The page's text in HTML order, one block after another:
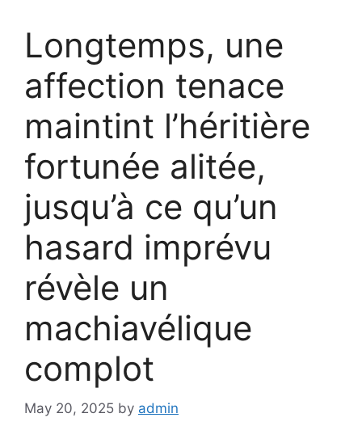
Longtemps, une
affection tenace
maintint l’héritière
fortunée alitée,
jusqu’à ce qu’un
hasard imprévu
révèle un
machiavélique
complot
May 20, 2025 by admin